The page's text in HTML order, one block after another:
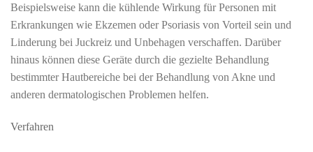
Beispielsweise kann die kühlende Wirkung für Personen mit
Erkrankungen wie Ekzemen oder Psoriasis von Vorteil sein und
Linderung bei Juckreiz und Unbehagen verschaffen. Darüber
hinaus können diese Geräte durch die gezielte Behandlung
bestimmter Hautbereiche bei der Behandlung von Akne und
anderen dermatologischen Problemen helfen.
Verfahren